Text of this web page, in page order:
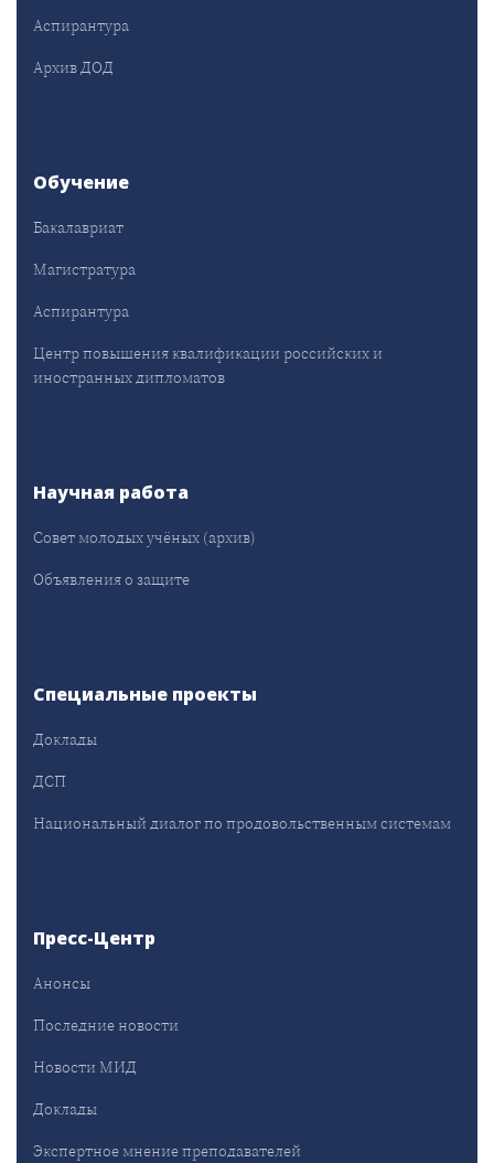
Аспирантура
Архив ДОД
Обучение
Бакалавриат
Магистратура
Аспирантура
Центр повышения квалификации российских и
иностранных дипломатов
Научная работа
Совет молодых учёных (архив)
Объявления о защите
Специальные проекты
Доклады
ДСП
Национальный диалог по продовольственным системам
Пресс-Центр
Анонсы
Последние новости
Новости МИД
Доклады
Экспертное мнение преподавателей